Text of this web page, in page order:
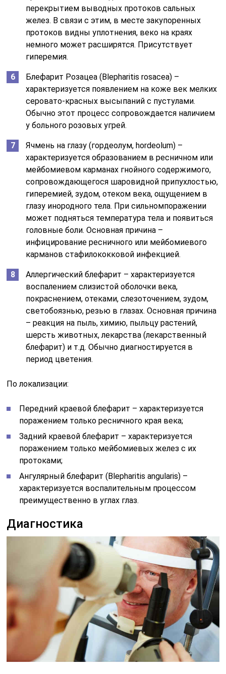
перекрытием выводных протоков сальных
желез. В связи с этим, в месте закупоренных
протоков видны уплотнения, веко на краях
немного может расширятся. Присутствует
гиперемия.
Блефарит Розацеа (Blepharitis rosacea) –
характеризуется появлением на коже век мелких
серовато-красных высыпаний с пустулами.
Обычно этот процесс сопровождается наличием
у больного розовых угрей.
Ячмень на глазу (гордеолум, hordeolum) –
характеризуется образованием в ресничном или
мейбомиевом карманах гнойного содержимого,
сопровождающегося шаровидной припухлостью,
гиперемией, зудом, отеком века, ощущением в
глазу инородного тела. При сильномпоражении
может подняться температура тела и появиться
головные боли. Основная причина –
инфицирование ресничного или мейбомиевого
карманов стафилококковой инфекцией.
Аллергический блефарит – характеризуется
воспалением слизистой оболочки века,
покраснением, отеками, слезоточением, зудом,
светобоязнью, резью в глазах. Основная причина
– реакция на пыль, химию, пыльцу растений,
шерсть животных, лекарства (лекарственный
блефарит) и т.д. Обычно диагностируется в
период цветения.
По локализации:
Передний краевой блефарит – характеризуется
поражением только ресничного края века;
Задний краевой блефарит – характеризуется
поражением только мейбомиевых желез с их
протоками;
Ангулярный блефарит (Blepharitis angularis) –
характеризуется воспалительным процессом
преимущественно в углах глаз.
Диагностика